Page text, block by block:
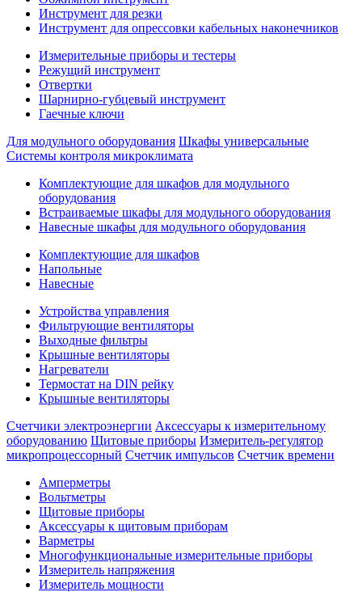
Инструмент для резки
Инструмент для опрессовки кабельных наконечников
Измерительные приборы и тестеры
Режущий инструмент
Отвертки
Шарнирно-губцевый инструмент
Гаечные ключи
Для модульного оборудования Шкафы универсальные
Системы контроля микроклимата
Комплектующие для шкафов для модульного
оборудования
Встраиваемые шкафы для модульного оборудования
Навесные шкафы для модульного оборудования
Комплектующие для шкафов
Напольные
Навесные
Устройства управления
Фильтрующие вентиляторы
Выходные фильтры
Крышные вентиляторы
Нагреватели
Термостат на DIN рейку
Крышные вентиляторы
Счетчики электроэнергии Аксессуары к измерительному
оборудованию Щитовые приборы Измеритель-регулятор
микропроцессорный Счетчик импульсов Счетчик времени
Амперметры
Вольтметры
Щитовые приборы
Аксессуары к щитовым приборам
Варметры
Многофункциональные измерительные приборы
Измеритель напряжения
Измеритель мощности